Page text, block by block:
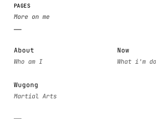
PAGES
About Now
Wugong